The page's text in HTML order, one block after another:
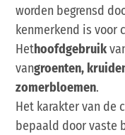
worden begrensd
kenmerkend is voor
Hethoofdgebruik
vangroenten,
zomerbloemen.
Het karakter van de
bepaald door vaste